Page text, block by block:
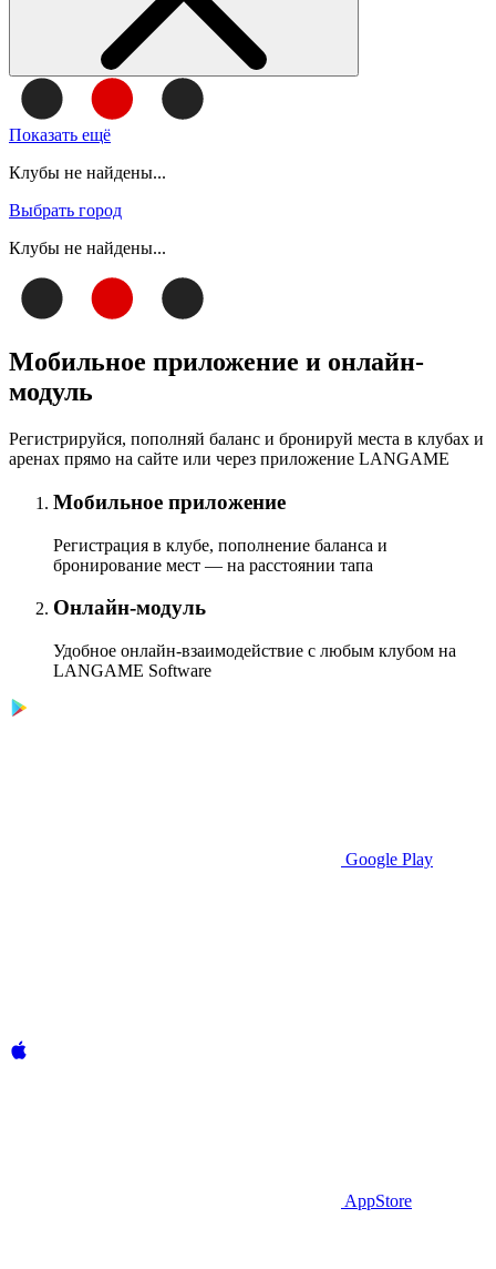
Показать ещё
Клубы не найдены...
Выбрать город
Клубы не найдены...
Мобильное приложение и онлайн-
модуль
Регистрируйся, пополняй баланс и бронируй места в клубах и
аренах прямо на сайте или через приложение LANGAME
Мобильное приложение
Регистрация в клубе, пополнение баланса и
бронирование мест — на расстоянии тапа
Онлайн-модуль
Удобное онлайн-взаимодействие с любым клубом на
LANGAME Software
Google Play
AppStore